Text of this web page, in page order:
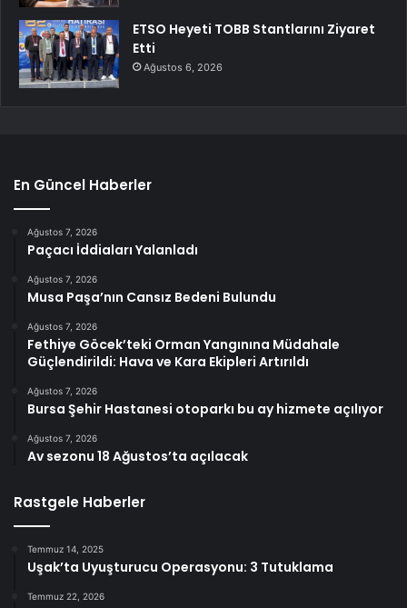
ETSO Heyeti TOBB Stantlarını Ziyaret
Etti
Ağustos 6, 2026
En Güncel Haberler
Ağustos 7, 2026
Paçacı İddiaları Yalanladı
Ağustos 7, 2026
Musa Paşa’nın Cansız Bedeni Bulundu
Ağustos 7, 2026
Fethiye Göcek’teki Orman Yangınına Müdahale
Güçlendirildi: Hava ve Kara Ekipleri Artırıldı
Ağustos 7, 2026
Bursa Şehir Hastanesi otoparkı bu ay hizmete açılıyor
Ağustos 7, 2026
Av sezonu 18 Ağustos’ta açılacak
Rastgele Haberler
Temmuz 14, 2025
Uşak’ta Uyuşturucu Operasyonu: 3 Tutuklama
Temmuz 22, 2026